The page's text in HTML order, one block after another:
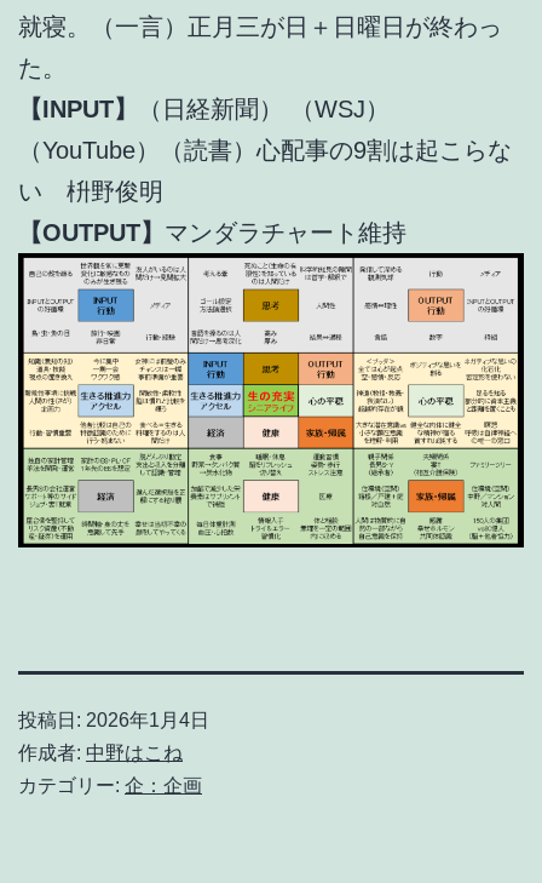
就寝。（一言）正月三が日＋日曜日が終わっ
た。
【INPUT】
（日経新聞） （WSJ）
（YouTube）（読書）心配事の9割は起こらな
い 枡野俊明
【OUTPUT】 マンダラチャート維持
投稿日: 2026年1月4日
作成者: 中野はこね
カテゴリー: 企：企画